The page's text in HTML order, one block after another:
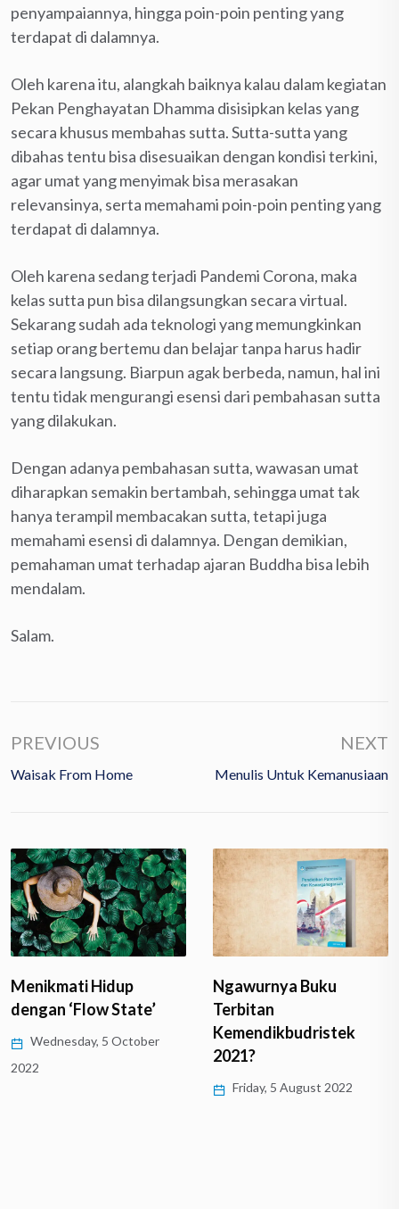
penyampaiannya, hingga poin-poin penting yang
terdapat di dalamnya.
Oleh karena itu, alangkah baiknya kalau dalam kegiatan
Pekan Penghayatan Dhamma disisipkan kelas yang
secara khusus membahas sutta. Sutta-sutta yang
dibahas tentu bisa disesuaikan dengan kondisi terkini,
agar umat yang menyimak bisa merasakan
relevansinya, serta memahami poin-poin penting yang
terdapat di dalamnya.
Oleh karena sedang terjadi Pandemi Corona, maka
kelas sutta pun bisa dilangsungkan secara virtual.
Sekarang sudah ada teknologi yang memungkinkan
setiap orang bertemu dan belajar tanpa harus hadir
secara langsung. Biarpun agak berbeda, namun, hal ini
tentu tidak mengurangi esensi dari pembahasan sutta
yang dilakukan.
Dengan adanya pembahasan sutta, wawasan umat
diharapkan semakin bertambah, sehingga umat tak
hanya terampil membacakan sutta, tetapi juga
memahami esensi di dalamnya. Dengan demikian,
pemahaman umat terhadap ajaran Buddha bisa lebih
mendalam.
Salam.
PREVIOUS
Waisak From Home
NEXT
Menulis Untuk Kemanusiaan
Menikmati Hidup
dengan ‘Flow State’
Wednesday, 5 October
2022
Ngawurnya Buku
Terbitan
Kemendikbudristek
2021?
Friday, 5 August 2022